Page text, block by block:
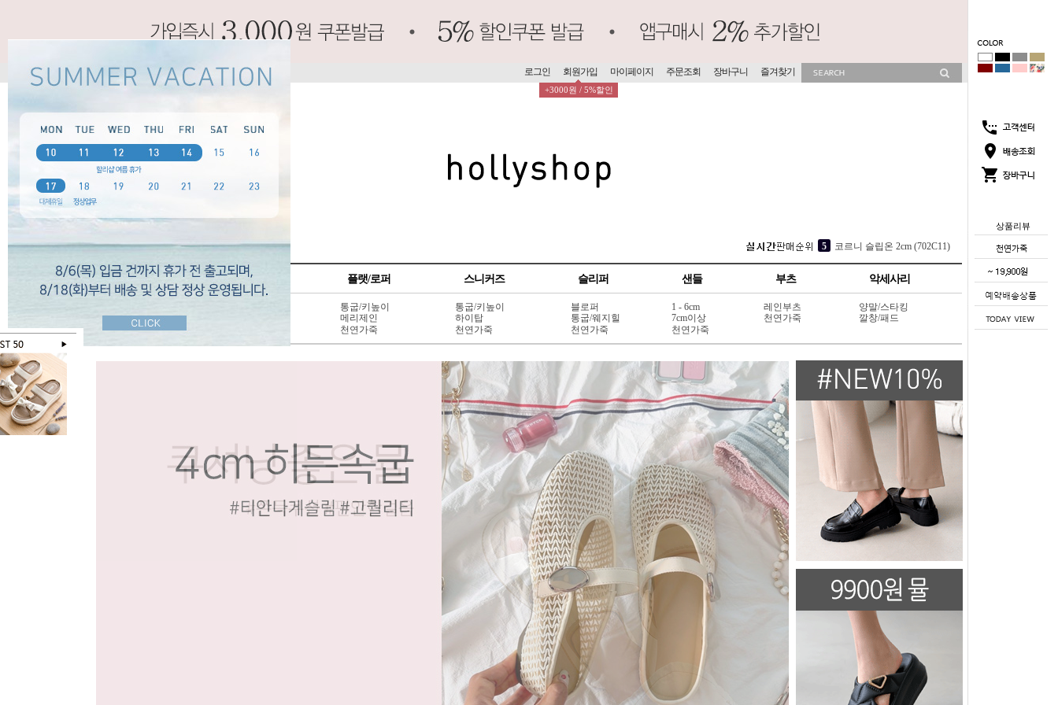
상품리뷰
로그인 회원가입
+3000원 / 5%할인
마이페이지 주문조회 장바구니 즐겨찾기
3 코코썸 슬리퍼 4cm (715V11)
[소가죽] 각선미 웨지 슬리퍼 7cm (404L6)
코르니 슬립온 2cm (702C11)
뮤이즈 히든굽 슬리퍼 4cm (702V13)
SPECIAL 펌프스 플랫/로퍼 스니커즈 슬리퍼 샌들 부츠 악세사리
BEST 50
SALE
통굽/키높이
메리제인
천연가죽
통굽/키높이
하이탑
천연가죽
블로퍼
통굽/웨지힐
천연가죽
1 - 6cm
7cm이상
천연가죽
레인부츠
천연가죽
양말/스타킹
깔창/패드